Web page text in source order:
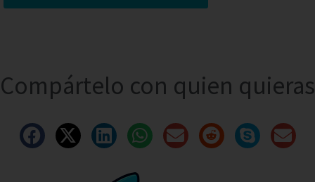
Compártelo con quien quieras